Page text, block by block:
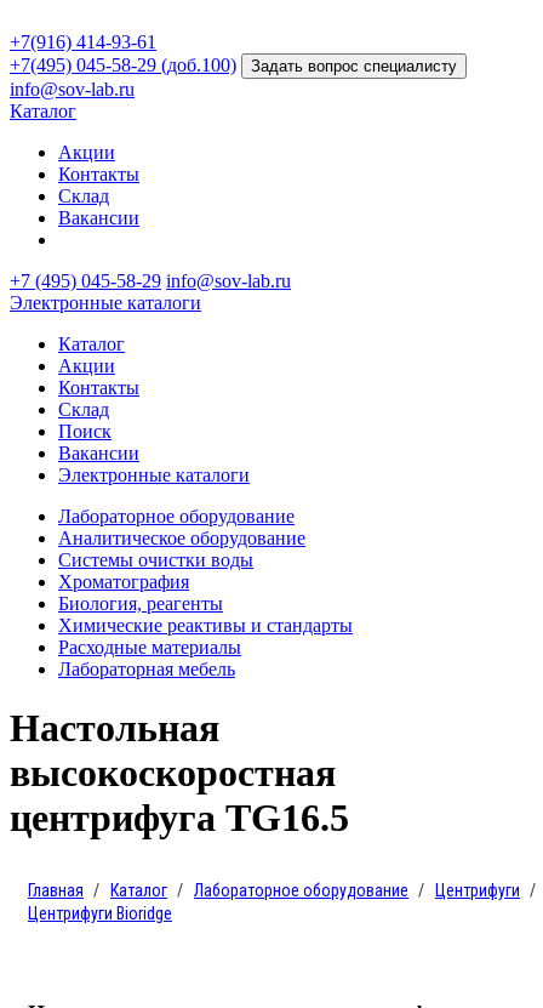
+7(916) 414-93-61
+7(495) 045-58-29 (доб.100)
Задать вопрос специалисту
info@sov-lab.ru
Каталог
Акции
Контакты
Склад
Вакансии
+7 (495) 045-58-29 info@sov-lab.ru
Электронные каталоги
Каталог
Акции
Контакты
Склад
Поиск
Вакансии
Электронные каталоги
Лабораторное оборудование
Аналитическое оборудование
Системы очистки воды
Хроматография
Биология, реагенты
Химические реактивы и стандарты
Расходные материалы
Лабораторная мебель
Настольная
высокоскоростная
центрифуга TG16.5
Главная Каталог Лабораторное оборудование
Центрифуги
Центрифуги Bioridge